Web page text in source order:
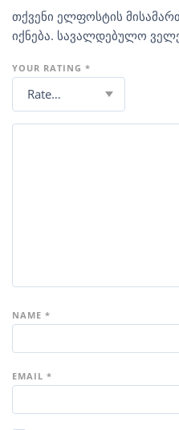
თქვენი ელფოსტის
იქნება. სავალდებულო
YOUR RATING *
NAME *
EMAIL *